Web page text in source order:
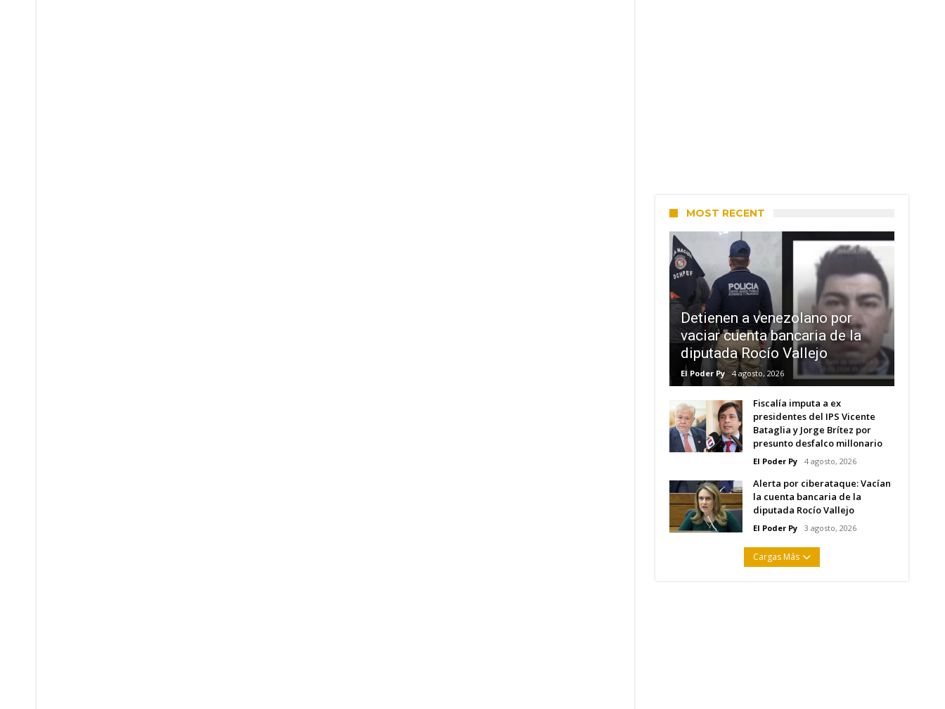
MOST RECENT
Detienen a venezolano por
vaciar cuenta bancaria de la
diputada Rocío Vallejo
El Poder Py 4 agosto, 2026
Fiscalía imputa a ex
presidentes del IPS Vicente
Bataglia y Jorge Brítez por
presunto desfalco millonario
El Poder Py 4 agosto, 2026
Alerta por ciberataque: Vacían
la cuenta bancaria de la
diputada Rocío Vallejo
El Poder Py 3 agosto, 2026
Cargas Más